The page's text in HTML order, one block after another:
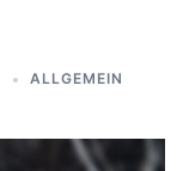
ALLGEMEIN